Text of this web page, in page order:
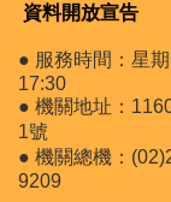
資料開放宣告
● 服務時間：星
17:30
● 機關地址：
1號
● 機關總機：
9209